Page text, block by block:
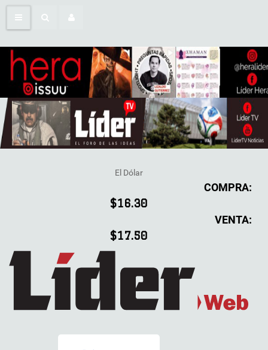
El Dólar
COMPRA:
$16.30
VENTA:
$17.50